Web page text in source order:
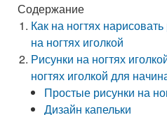
Содержание
Как на ногтях
на ногтях иголкой
Рисунки на ногтях
ногтях иголкой для
Простые рисунки на
Дизайн капельки